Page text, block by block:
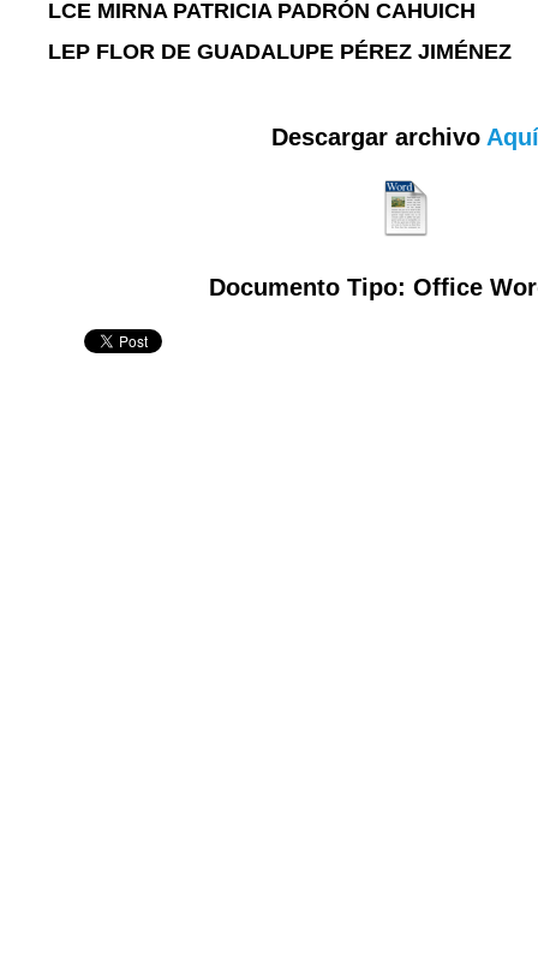
LCE MIRNA PATRICIA PADRÓN CAHUICH
LEP FLOR DE GUADALUPE PÉREZ JIMÉNEZ
Descargar archivo Aquí
Documento Tipo: Office